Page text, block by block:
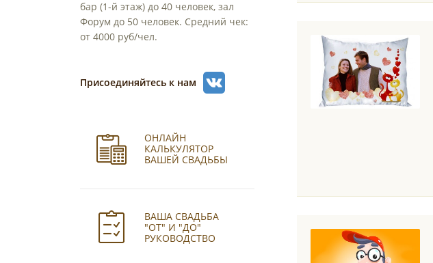
бар (1-й этаж) до 40 человек, зал
Форум до 50 человек. Средний чек:
от 4000 руб/чел.
Присоединяйтесь к нам
ОНЛАЙН
КАЛЬКУЛЯТОР
ВАШЕЙ СВАДЬБЫ
ВАША СВАДЬБА
"ОТ" И "ДО"
РУКОВОДСТВО